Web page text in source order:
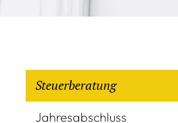
Steuerberatung
Jahresabschluss